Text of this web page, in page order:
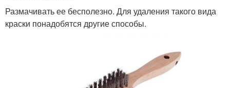
Размачивать ее бесполезно. Для удаления такого вида
краски понадобятся другие способы.